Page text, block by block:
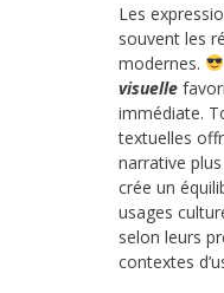
Les
souvent les
modernes.
visuelle
immédiate.
textuelles
narrative
crée un
usages
selon leurs
contextes